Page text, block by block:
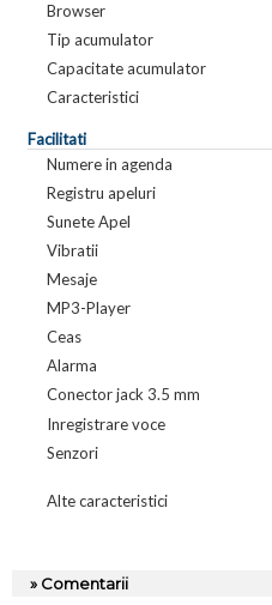
Browser
Tip acumulator
Capacitate acumulator
Caracteristici
Facilitati
Numere in agenda
Registru apeluri
Sunete Apel
Vibratii
Mesaje
MP3-Player
Ceas
Alarma
Conector jack 3.5 mm
Inregistrare voce
Senzori
Alte caracteristici
» Comentarii